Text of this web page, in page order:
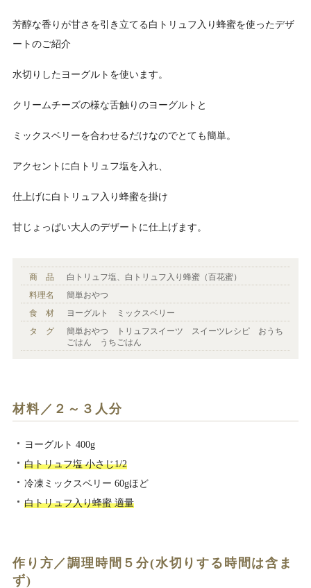
芳醇な香りが甘さを引き立てる白トリュフ入り蜂蜜を使ったデザ
ートのご紹介
水切りしたヨーグルトを使います。
クリームチーズの様な舌触りのヨーグルトと
ミックスベリーを合わせるだけなのでとても簡単。
アクセントに白トリュフ塩を入れ、
仕上げに白トリュフ入り蜂蜜を掛け
甘じょっぱい大人のデザートに仕上げます。
商 品
白トリュフ塩、白トリュフ入り蜂蜜（百花蜜）
料理名
簡単おやつ
食 材
ヨーグルト ミックスベリー
タ グ
簡単おやつ トリュフスイーツ スイーツレシピ おうち
ごはん うちごはん
材料／２～３人分
ヨーグルト 400g
白トリュフ塩 小さじ1/2
冷凍ミックスベリー 60gほど
白トリュフ入り蜂蜜 適量
作り方／調理時間５分(水切りする時間は含ま
ず)